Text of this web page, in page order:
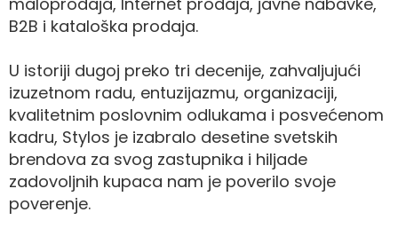
B2B i kataloška prodaja.
U istoriji dugoj preko tri decenije, zahvaljujući
izuzetnom radu, entuzijazmu, organizaciji,
kvalitetnim poslovnim odlukama i posvećenom
kadru, Stylos je izabralo desetine svetskih
brendova za svog zastupnika i hiljade
zadovoljnih kupaca nam je poverilo svoje
poverenje.